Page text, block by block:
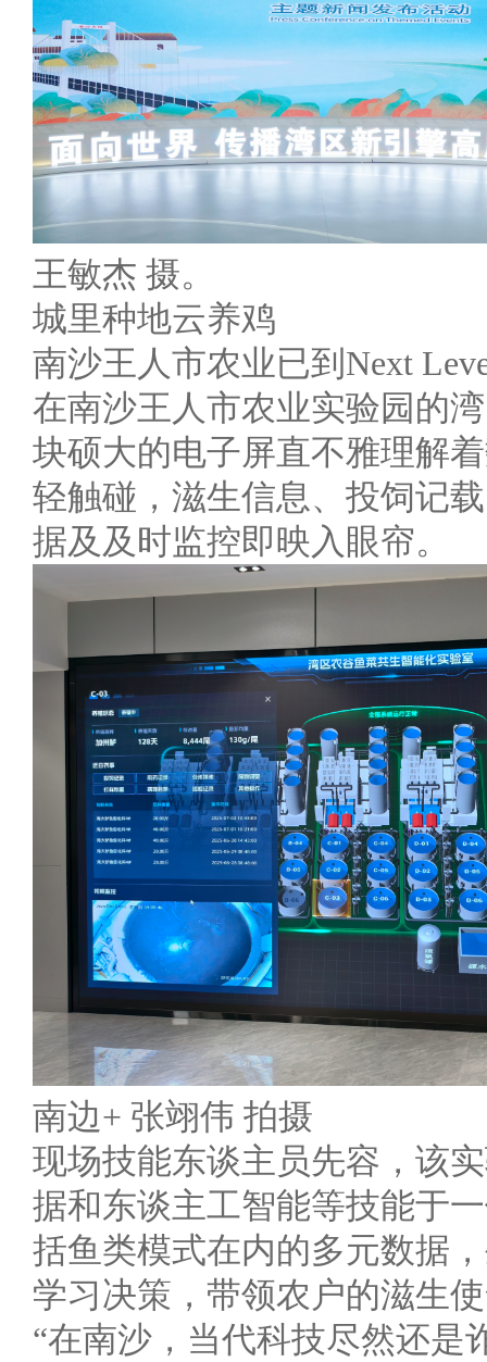
王敏杰 摄。
城里种地云养鸡
南沙王人市农业已到Next
在南沙王人市农业实验园的
块硕大的电子屏直不雅理解
轻触碰，滋生信息、投饲记
据及及时监控即映入眼帘。
南边+ 张翊伟 拍摄
现场技能东谈主员先容，该
据和东谈主工智能等技能于
括鱼类模式在内的多元数据
学习决策，带领农户的滋生
“在南沙，当代科技尽然还是